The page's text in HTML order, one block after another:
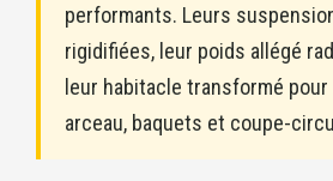
performants. Leurs
rigidifiées, leur poids allégé
leur habitacle transformé
arceau, baquets et coupe-